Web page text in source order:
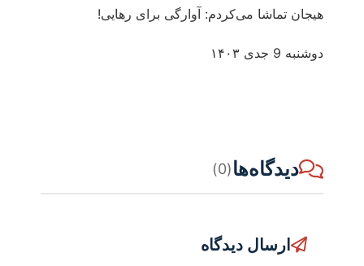
هیجان تماشا می‌کردم: آوارگی برای رهایی!
دو‌شنبه 9 جدی ۱۴۰۳
دیدگاه‌ها(0)
ارسال دیدگاه